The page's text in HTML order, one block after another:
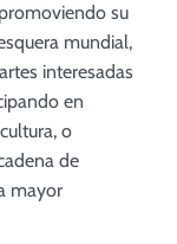
su
mundial,
interesadas
en
o
de
mayor